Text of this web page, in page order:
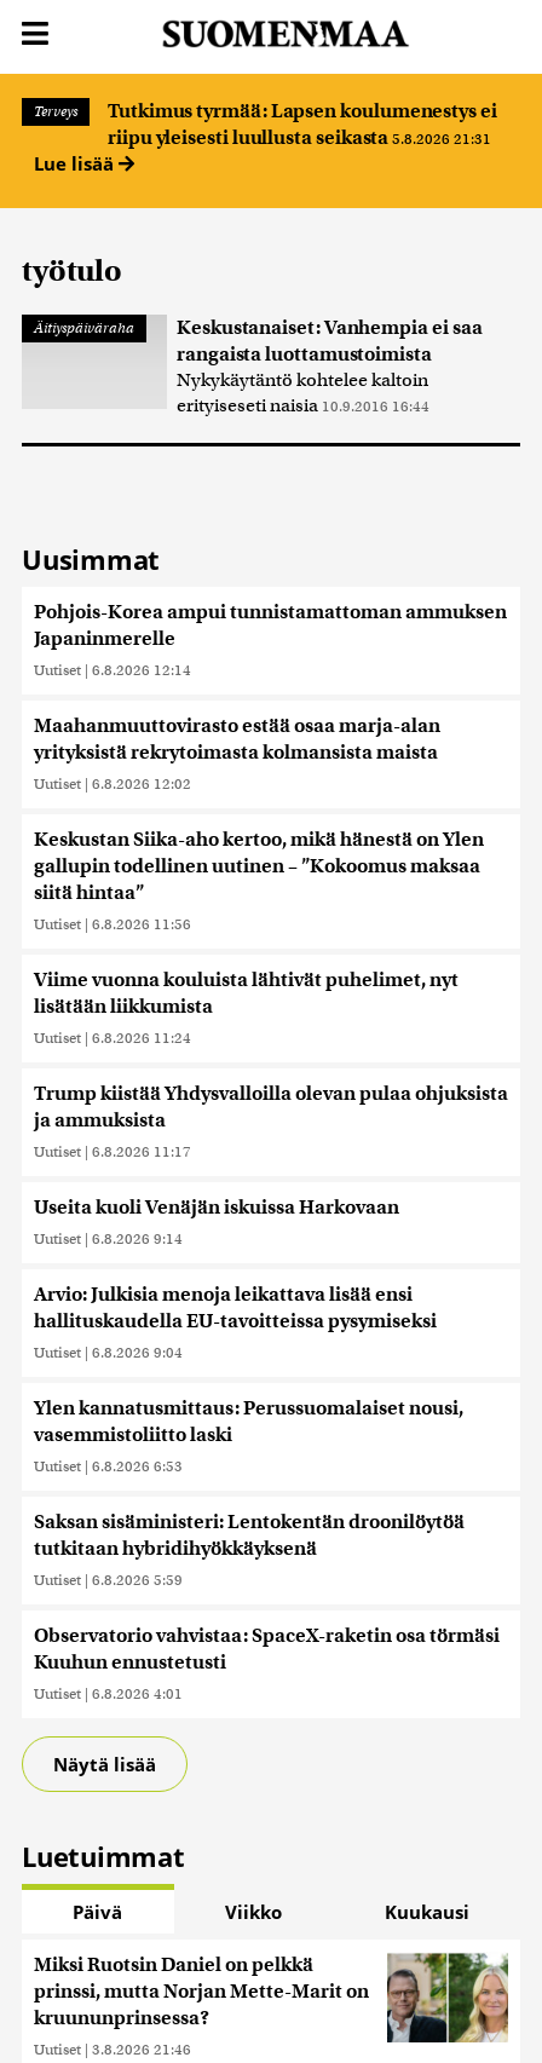
Terveys
Tutkimus tyrmää: Lapsen koulumenestys ei
riipu yleisesti luullusta seikasta 5.8.2026 21:31
Lue lisää
työtulo
Äitiyspäiväraha
Keskustanaiset: Vanhempia ei saa
rangaista luottamustoimista
Nykykäytäntö kohtelee kaltoin
erityiseseti naisia 10.9.2016 16:44
Uusimmat
Pohjois-Korea ampui tunnistamattoman ammuksen
Japaninmerelle
Uutiset | 6.8.2026 12:14
Maahanmuuttovirasto estää osaa marja-alan
yrityksistä rekrytoimasta kolmansista maista
Uutiset | 6.8.2026 12:02
Keskustan Siika-aho kertoo, mikä hänestä on Ylen
gallupin todellinen uutinen – ”Kokoomus maksaa
siitä hintaa”
Uutiset | 6.8.2026 11:56
Viime vuonna kouluista lähtivät puhelimet, nyt
lisätään liikkumista
Uutiset | 6.8.2026 11:24
Trump kiistää Yhdysvalloilla olevan pulaa ohjuksista
ja ammuksista
Uutiset | 6.8.2026 11:17
Useita kuoli Venäjän iskuissa Harkovaan
Uutiset | 6.8.2026 9:14
Arvio: Julkisia menoja leikattava lisää ensi
hallituskaudella EU-tavoitteissa pysymiseksi
Uutiset | 6.8.2026 9:04
Ylen kannatusmittaus: Perussuomalaiset nousi,
vasemmistoliitto laski
Uutiset | 6.8.2026 6:53
Saksan sisäministeri: Lentokentän droonilöytöä
tutkitaan hybridihyökkäyksenä
Uutiset | 6.8.2026 5:59
Observatorio vahvistaa: SpaceX-raketin osa törmäsi
Kuuhun ennustetusti
Uutiset | 6.8.2026 4:01
Näytä lisää
Luetuimmat
Päivä Viikko Kuukausi
Miksi Ruotsin Daniel on pelkkä
prinssi, mutta Norjan Mette-Marit on
kruununprinsessa?
Uutiset | 3.8.2026 21:46